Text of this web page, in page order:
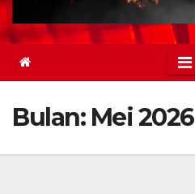
Bulan: Mei 2026